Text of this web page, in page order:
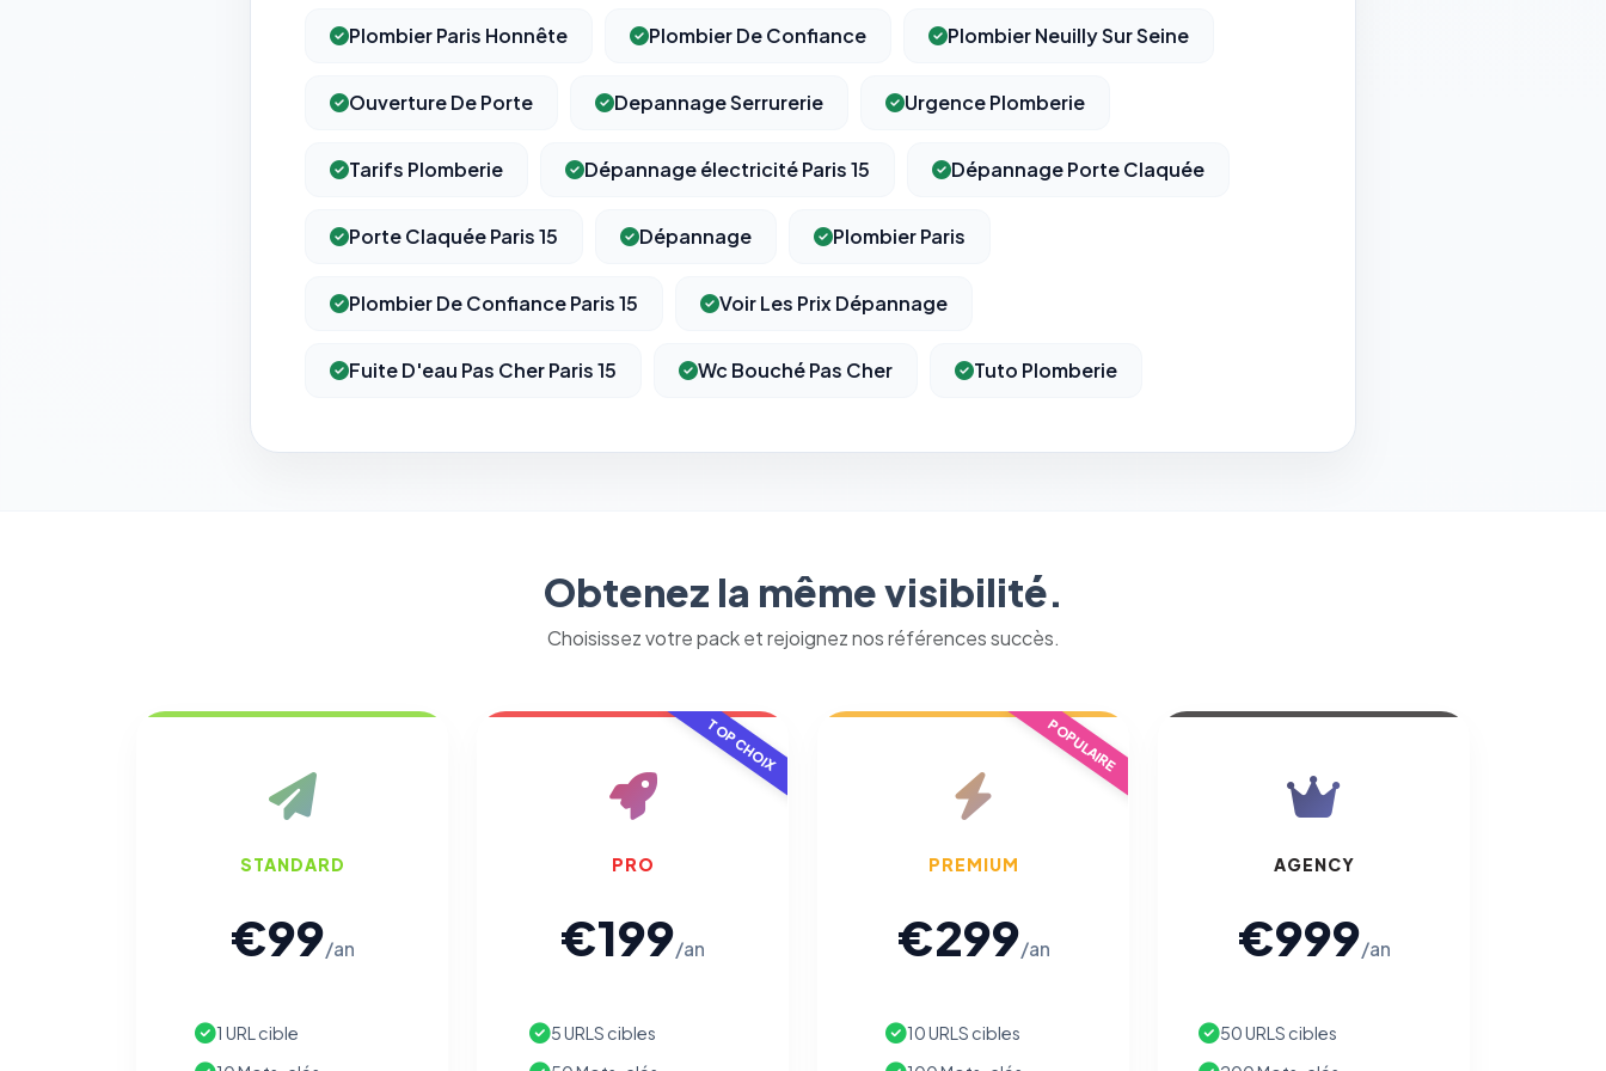
Plombier Paris Honnête Plombier De Confiance Plombier Neuilly Sur Seine
Ouverture De Porte Depannage Serrurerie Urgence Plomberie
Tarifs Plomberie Dépannage électricité Paris 15 Dépannage Porte Claquée
Porte Claquée Paris 15 Dépannage Plombier Paris
Plombier De Confiance Paris 15 Voir Les Prix Dépannage
Fuite D'eau Pas Cher Paris 15 Wc Bouché Pas Cher Tuto Plomberie
Obtenez la même visibilité.
Choisissez votre pack et rejoignez nos références succès.
STANDARD
€99/an
1 URL cible
TOP CHOIX
PRO
€199/an
5 URLS cibles
POPULAIRE
PREMIUM
€299/an
10 URLS cibles
AGENCY
€999/an
50 URLS cibles